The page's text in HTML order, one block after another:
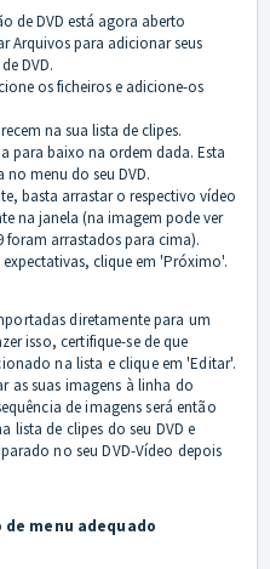
de DVD está agora aberto
Arquivos para adicionar seus
DVD.
os ficheiros e adicione-os
na sua lista de clipes.
para baixo na ordem dada. Esta
menu do seu DVD.
basta arrastar o respectivo vídeo
na janela (na imagem pode ver
foram arrastados para cima).
clique em 'Próximo'.
diretamente para um
isso, certifique-se de que
na lista e clique em 'Editar'.
as suas imagens à linha do
de imagens será então
lista de clipes do seu DVD e
no seu DVD-Vídeo depois
de menu adequado